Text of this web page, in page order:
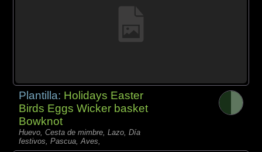
Plantilla: Holidays Easter
Birds Eggs Wicker basket
Bowknot
Huevo, Cesta de mimbre, Lazo, Día
festivos, Pascua, Aves,